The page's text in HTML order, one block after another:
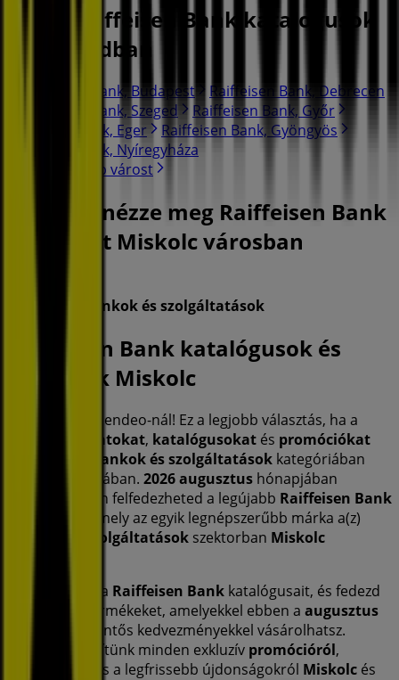
Találj Raiffeisen Bank katalogusok
a varosodban
Raiffeisen Bank, Budapest
Raiffeisen Bank, Debrecen
Raiffeisen Bank, Szeged
Raiffeisen Bank, Győr
Raiffeisen Bank, Eger
Raiffeisen Bank, Gyöngyös
Raiffeisen Bank, Nyíregyháza
Nézz meg több várost
Gyorsan nézze meg Raiffeisen Bank
ajánlatait Miskolc városban
Bankok és szolgáltatások
Raiffeisen Bank katalógusok és
ajánlatok Miskolc
Üdvözlünk a Tiendeo-nál! Ez a legjobb választás, ha a
ajánlatokat, katalógusokat és promóciókat
Bankok és szolgáltatások kategóriában
városában. 2026 augusztus hónapjában
platformunkon felfedezheted a legújabb Raiffeisen Bank
ajánlatokat, amely az egyik legnépszerűbb márka a(z)
Bankok és szolgáltatások szektorban Miskolc
Tekintsd meg a Raiffeisen Bank katalógusait, és fedezd
fel azokat a termékeket, amelyekkel ebben a augusztus
hónapban jelentős kedvezményekkel vásárolhatsz.
Emellett értesítünk minden exkluzív promócióról,
kiárusításról és a legfrissebb újdonságokról Miskolc és